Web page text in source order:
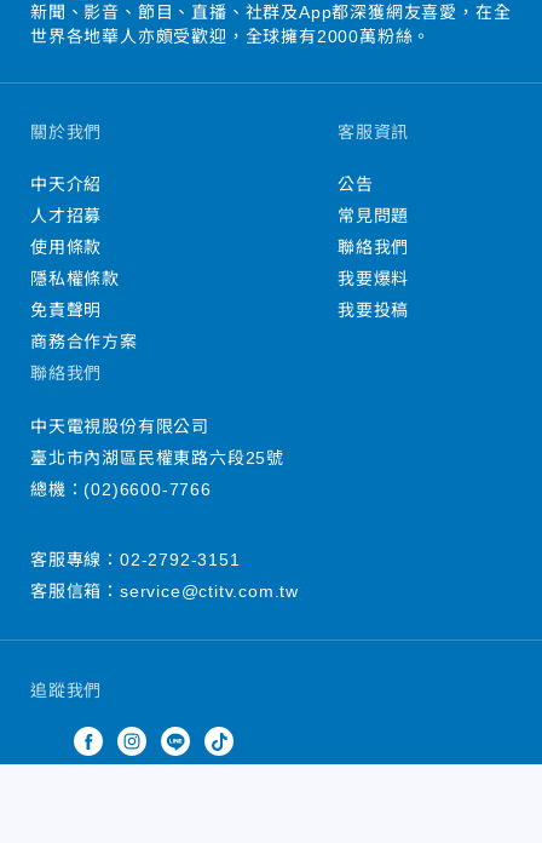
新聞、影音、節目、直播、社群及App都深獲網友喜愛，在全
世界各地華人亦頗受歡迎，全球擁有2000萬粉絲。
追蹤我們
關於我們
中天介紹
人才招募
使用條款
隱私權條款
免責聲明
商務合作方案
客服資訊
公告
常見問題
聯絡我們
我要爆料
我要投稿
聯絡我們
中天電視股份有限公司
臺北市內湖區民權東路六段25號
總機：(02)6600-7766
客服專線： 02-2792-3151
客服信箱： service@ctitv.com.tw